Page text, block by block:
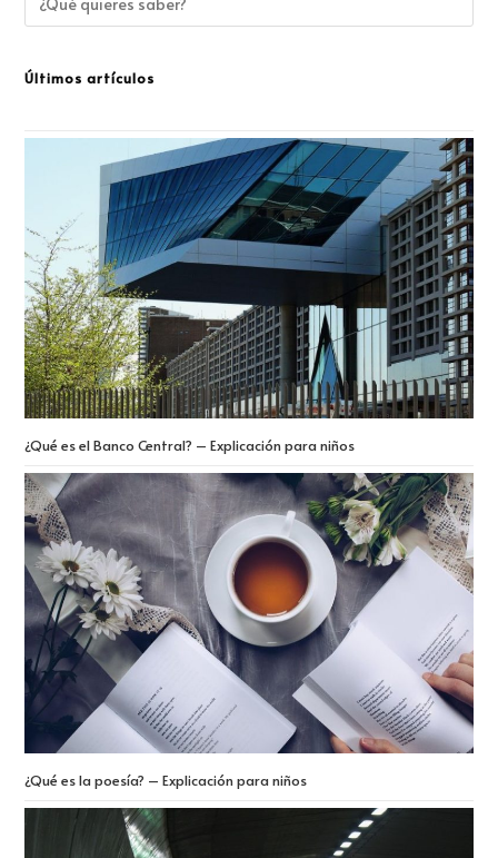
Últimos artículos
¿Qué es el Banco Central? – Explicación para niños
¿Qué es la poesía? – Explicación para niños